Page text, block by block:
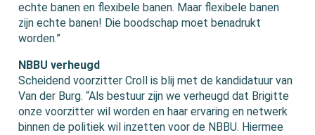
echte banen en flexibele banen. Maar flexibele banen
zijn echte banen! Die boodschap moet benadrukt
worden.”
NBBU verheugd
Scheidend voorzitter Croll is blij met de kandidatuur van
Van der Burg. “Als bestuur zijn we verheugd dat Brigitte
onze voorzitter wil worden en haar ervaring en netwerk
binnen de politiek wil inzetten voor de NBBU. Hiermee